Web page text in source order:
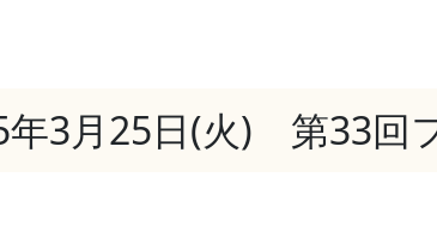
年3月25日(火) 第33回